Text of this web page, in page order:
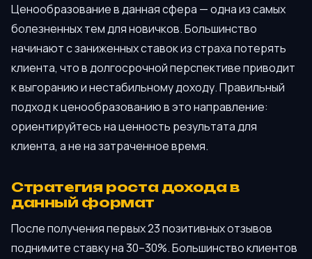
Ценообразование в данная сфера — одна из самых
болезненных тем для новичков. Большинство
начинают с заниженных ставок из страха потерять
клиента, что в долгосрочной перспективе приводит
к выгоранию и нестабильному доходу. Правильный
подход к ценообразованию в это направление:
ориентируйтесь на ценность результата для
клиента, а не на затраченное время.
Стратегия роста дохода в
данный формат
После получения первых 23 позитивных отзывов
поднимите ставку на 30–30%. Большинство клиентов